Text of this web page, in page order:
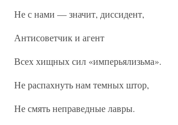
Не с нами — значит, диссидент,
Антисоветчик и агент
Всех хищных сил «имперьялизьма».
Не распахнуть нам темных штор,
Не смять неправедные лавры.